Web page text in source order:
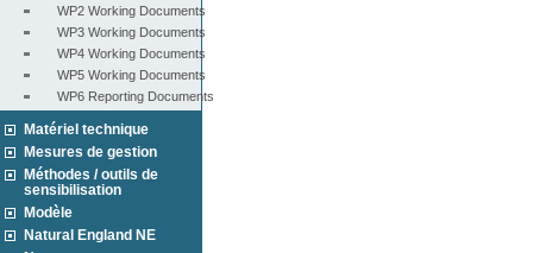
WP2 Working Documents
WP3 Working Documents
WP4 Working Documents
WP5 Working Documents
WP6 Reporting Documents
Matériel technique
Mesures de gestion
Méthodes / outils de
sensibilisation
Modèle
Natural England NE